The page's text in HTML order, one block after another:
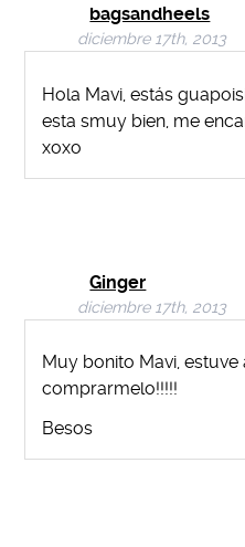
bagsandheels
diciembre 17th, 2013
Hola Mavi, estás
esta smuy bien, me
xoxo
Ginger
diciembre 17th, 2013
Muy bonito Mavi,
comprarmelo!!!!!
Besos